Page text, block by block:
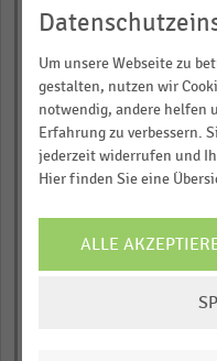
Range:
categories.
The
chart
has
2022
2023
2024
0,00 0,25
interactive
Über
Rund
Download
… und vieles
Um unsere Webseite zu
gestalten, nutzen wir
notwendig, andere helfen
Erfahrung zu verbessern.
jederzeit widerrufen und
Hier finden Sie eine
ALLE